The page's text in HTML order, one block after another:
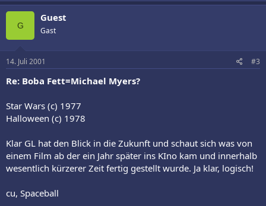
G
Guest
Gast
14. Juli 2001 #3
Re: Boba Fett=Michael Myers?
Star Wars (c) 1977
Halloween (c) 1978
Klar GL hat den Blick in die Zukunft und schaut sich was von
einem Film ab der ein Jahr später ins KIno kam und innerhalb
wesentlich kürzerer Zeit fertig gestellt wurde. Ja klar, logisch!
cu, Spaceball